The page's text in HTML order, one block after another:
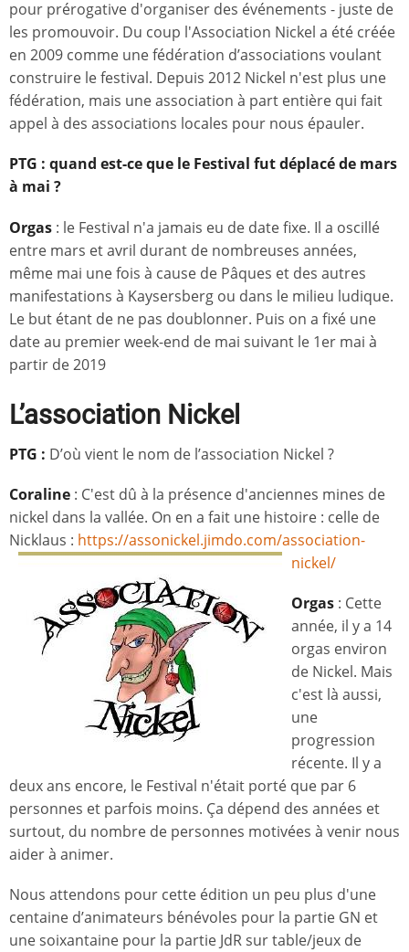
pour prérogative d'organiser des événements - juste de
les promouvoir. Du coup l'Association Nickel a été créée
en 2009 comme une fédération d’associations voulant
construire le festival. Depuis 2012 Nickel n'est plus une
fédération, mais une association à part entière qui fait
appel à des associations locales pour nous épauler.
PTG : quand est-ce que le Festival fut déplacé de mars
à mai ?
Orgas : le Festival n'a jamais eu de date fixe. Il a oscillé
entre mars et avril durant de nombreuses années,
même mai une fois à cause de Pâques et des autres
manifestations à Kaysersberg ou dans le milieu ludique.
Le but étant de ne pas doublonner. Puis on a fixé une
date au premier week-end de mai suivant le 1er mai à
partir de 2019
L’association Nickel
PTG : D’où vient le nom de l’association Nickel ?
Coraline : C'est dû à la présence d'anciennes mines de
nickel dans la vallée. On en a fait une histoire : celle de
Nicklaus : https://assonickel.jimdo.com/association-
nickel/
Orgas : Cette
année, il y a 14
orgas environ
de Nickel. Mais
c'est là aussi,
une
progression
récente. Il y a
deux ans encore, le Festival n'était porté que par 6
personnes et parfois moins. Ça dépend des années et
surtout, du nombre de personnes motivées à venir nous
aider à animer.
Nous attendons pour cette édition un peu plus d'une
centaine d’animateurs bénévoles pour la partie GN et
une soixantaine pour la partie JdR sur table/jeux de